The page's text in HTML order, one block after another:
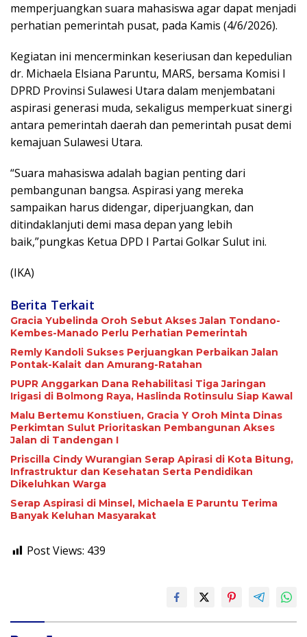
memperjuangkan suara mahasiswa agar dapat menjadi
perhatian pemerintah pusat, pada Kamis (4/6/2026).
Kegiatan ini mencerminkan keseriusan dan kepedulian
dr. Michaela Elsiana Paruntu, MARS, bersama Komisi I
DPRD Provinsi Sulawesi Utara dalam menjembatani
aspirasi generasi muda, sekaligus memperkuat sinergi
antara pemerintah daerah dan pemerintah pusat demi
kemajuan Sulawesi Utara.
“Suara mahasiswa adalah bagian penting dari
pembangunan bangsa. Aspirasi yang mereka
sampaikan harus didengar, diperjuangkan, dan
ditindaklanjuti demi masa depan yang lebih
baik,”pungkas Ketua DPD I Partai Golkar Sulut ini.
(IKA)
Berita Terkait
Gracia Yubelinda Oroh Sebut Akses Jalan Tondano-
Kembes-Manado Perlu Perhatian Pemerintah
Remly Kandoli Sukses Perjuangkan Perbaikan Jalan
Pontak-Kalait dan Amurang-Ratahan
PUPR Anggarkan Dana Rehabilitasi Tiga Jaringan
Irigasi di Bolmong Raya, Haslinda Rotinsulu Siap Kawal
Malu Bertemu Konstiuen, Gracia Y Oroh Minta Dinas
Perkimtan Sulut Prioritaskan Pembangunan Akses
Jalan di Tandengan I
Priscilla Cindy Wurangian Serap Apirasi di Kota Bitung,
Infrastruktur dan Kesehatan Serta Pendidikan
Dikeluhkan Warga
Serap Aspirasi di Minsel, Michaela E Paruntu Terima
Banyak Keluhan Masyarakat
Post Views: 439